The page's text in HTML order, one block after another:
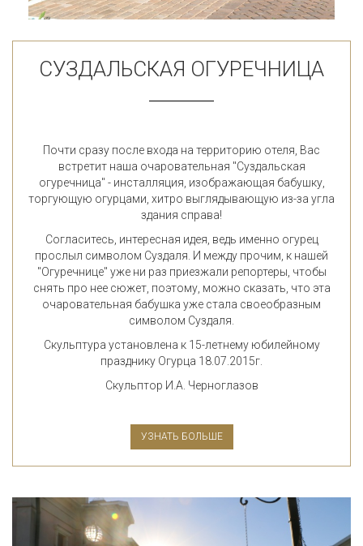
СУЗДАЛЬСКАЯ ОГУРЕЧНИЦА
Почти сразу после входа на территорию отеля, Вас
встретит наша очаровательная "Суздальская
огуречница" - инсталляция, изображающая бабушку,
торгующую огурцами, хитро выглядывающую из-за угла
здания справа!
Согласитесь, интересная идея, ведь именно огурец
прослыл символом Суздаля. И между прочим, к нашей
"Огуречнице" уже ни раз приезжали репортеры, чтобы
снять про нее сюжет, поэтому, можно сказать, что эта
очаровательная бабушка уже стала своеобразным
символом Суздаля.
Скульптура установлена к 15-летнему юбилейному
празднику Огурца 18.07.2015г.
Скульптор И.А. Черноглазов
УЗНАТЬ БОЛЬШЕ